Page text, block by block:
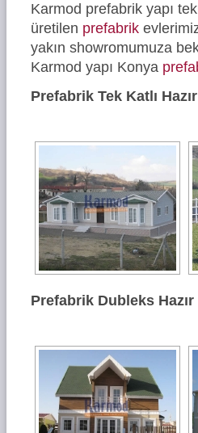
Karmod prefabrik yapı
üretilen prefabrik
yakın showromumuza
Karmod yapı Konya
Prefabrik Tek Katlı
Prefabrik Dubleks